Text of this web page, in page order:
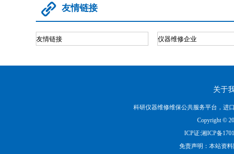
 友情链接
关于
科研仪器维修维保公共服务平台，进
Copyright ©
ICP证:湘ICP备
免责声明：本站资